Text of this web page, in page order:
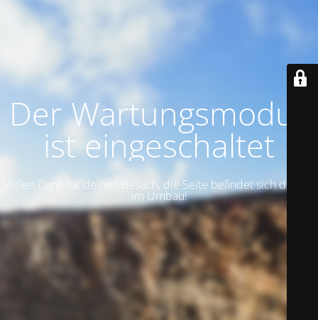
Der Wartungsmodus
ist eingeschaltet
Vielen Dank für deinen Besuch, die Seite befindet sich derzeit
im Umbau!